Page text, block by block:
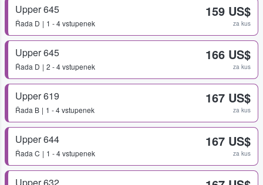
Upper 645
Řada D 1 - 4 vstupenek
159 US$
za kus
Upper 645
Řada D 2 - 4 vstupenek
166 US$
za kus
Upper 619
Řada B 1 - 4 vstupenek
167 US$
za kus
Upper 644
Řada C 1 - 4 vstupenek
167 US$
za kus